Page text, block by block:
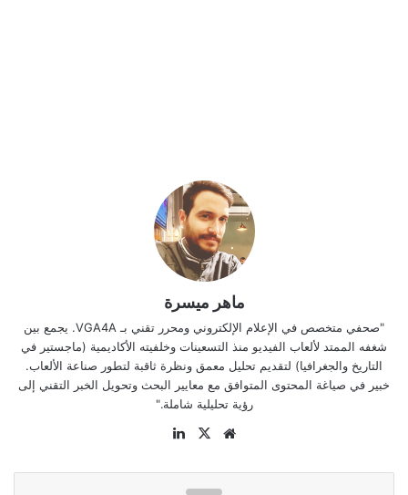
ماهر ميسرة
"صحفي متخصص في الإعلام الإلكتروني ومحرر تقني بـ VGA4A. يجمع بين
شغفه الممتد لألعاب الفيديو منذ التسعينات وخلفيته الأكاديمية (ماجستير في
التاريخ والجغرافيا) لتقديم تحليل معمق ونظرة ثاقبة لتطور صناعة الألعاب.
خبير في صياغة المحتوى المتوافق مع معايير البحث وتحويل الخبر التقني إلى
رؤية تحليلية شاملة."
موقع
‫X